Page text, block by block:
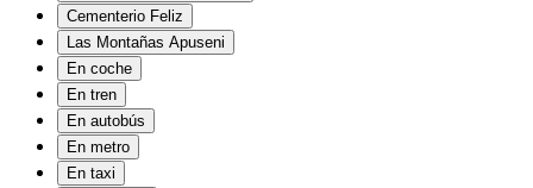
Cementerio Feliz
Las Montañas Apuseni
En coche
En tren
En autobús
En metro
En taxi